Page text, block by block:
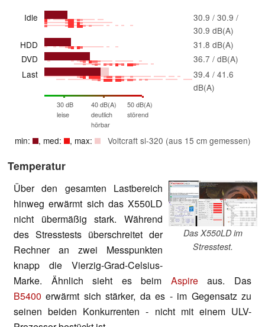
Idle
30.9 / 30.9 /
30.9 dB(A)
HDD
31.8 dB(A)
DVD
36.7 / dB(A)
Last
39.4 / 41.6
dB(A)
30 dB
leise
40 dB(A)
deutlich
hörbar
50 dB(A)
störend
min: , med: , max: Voltcraft sl-320 (aus 15 cm gemessen)
Temperatur
Das X550LD im
Stresstest.
Über den gesamten Lastbereich
hinweg erwärmt sich das X550LD
nicht übermäßig stark. Während
des Stresstests überschreitet der
Rechner an zwei Messpunkten
knapp die Vierzig-Grad-Celsius-
Marke. Ähnlich sieht es beim Aspireaus. Das
B5400 erwärmt sich stärker, da es - im Gegensatz zu
seinen beiden Konkurrenten - nicht mit einem ULV-